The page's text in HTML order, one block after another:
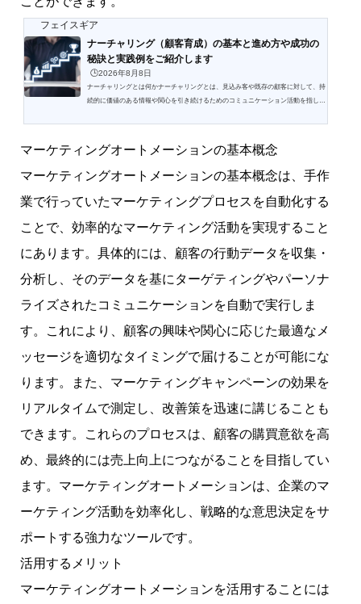
フェイスギア
ナーチャリング（顧客育成）の基本と進め方や成功の
秘訣と実践例をご紹介します
🕒️2026年8月8日
ナーチャリングとは何かナーチャリングとは、見込み客や既存の顧客に対して、持
続的に価値のある情報や関心を引き続けるためのコミュニケーション活動を指しま
立する手法として注目されています。ナーチャリングの定義と背景ナーチャリング
とは、特定の相手に対して持続的に価値を提供することを指します。マーケティン
グの分野では、見込み客を育てるための重要な手段となり...
マーケティングオートメーションの基本概念
マーケティングオートメーションの基本概念は、手作
業で行っていたマーケティングプロセスを自動化する
ことで、効率的なマーケティング活動を実現すること
にあります。具体的には、顧客の行動データを収集・
分析し、そのデータを基にターゲティングやパーソナ
ライズされたコミュニケーションを自動で実行しま
す。これにより、顧客の興味や関心に応じた最適なメ
ッセージを適切なタイミングで届けることが可能にな
ります。また、マーケティングキャンペーンの効果を
リアルタイムで測定し、改善策を迅速に講じることも
できます。これらのプロセスは、顧客の購買意欲を高
め、最終的には売上向上につながることを目指してい
ます。マーケティングオートメーションは、企業のマ
ーケティング活動を効率化し、戦略的な意思決定をサ
ポートする強力なツールです。
活用するメリット
マーケティングオートメーションを活用することには